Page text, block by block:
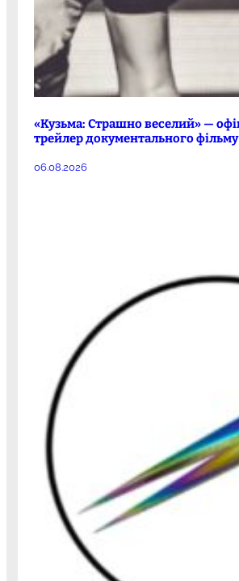
«Кузьма: Страшно веселий» —
трейлер документального фільму
06.08.2026